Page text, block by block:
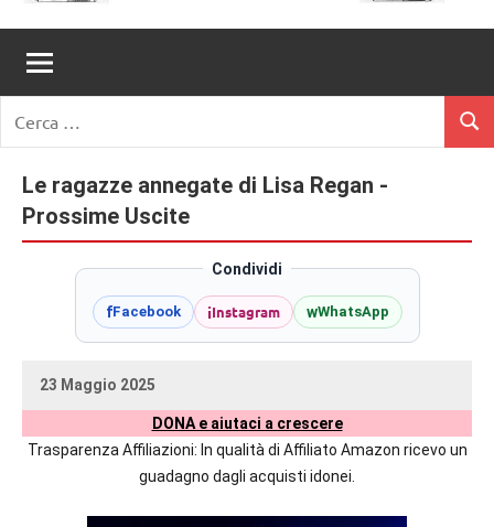
Un
Cuore
Tra
I
Libri
romanzi
romance
e
non
solo.
Recensioni,
delle
autrici
per:
Le ragazze annegate di Lisa Regan -
Prossime Uscite
Condividi
fFacebook iInstagram wWhatsApp
23 Maggio 2025
uctil_user
Nessun
DONA e aiutaci a crescere
Trasparenza Affiliazioni: In qualità di Affiliato Amazon ricevo un
guadagno dagli acquisti idonei.